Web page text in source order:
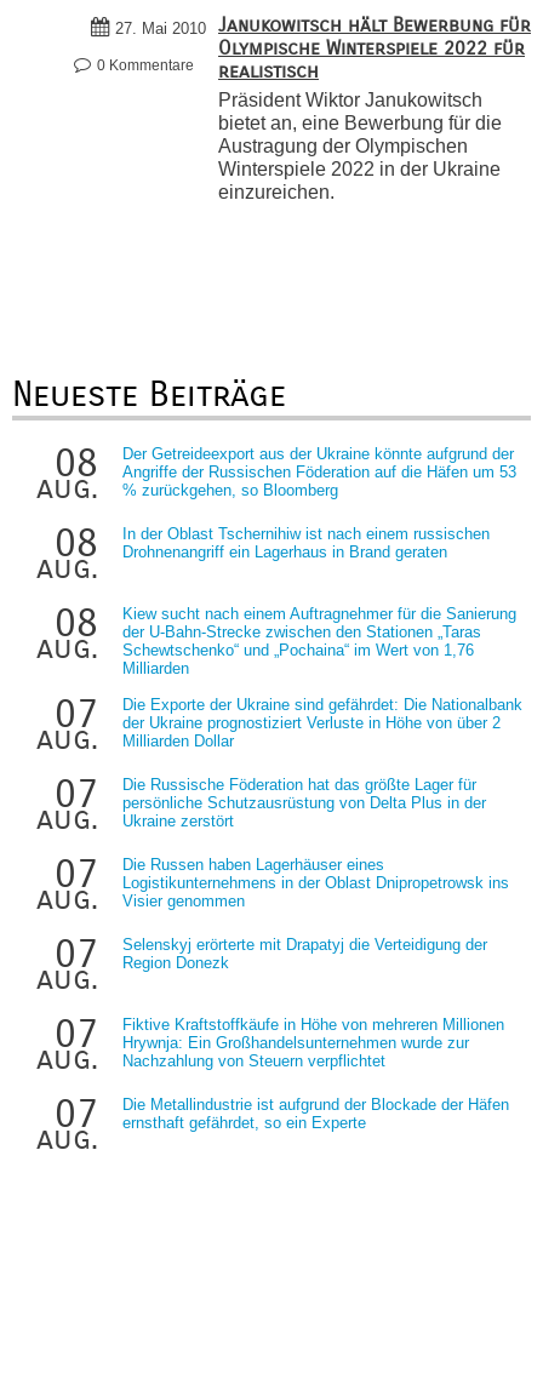
27. Mai 2010
0 Kommentare
Janukowitsch hält Bewerbung für
Olympische Winterspiele 2022 für
realistisch
Präsident Wiktor Janukowitsch
bietet an, eine Bewerbung für die
Austragung der Olympischen
Winterspiele 2022 in der Ukraine
einzureichen.
Neueste Beiträge
08
aug.
Der Getreideexport aus der Ukraine könnte aufgrund der
Angriffe der Russischen Föderation auf die Häfen um 53
% zurückgehen, so Bloomberg
08
aug.
In der Oblast Tschernihiw ist nach einem russischen
Drohnenangriff ein Lagerhaus in Brand geraten
08
aug.
Kiew sucht nach einem Auftragnehmer für die Sanierung
der U-Bahn-Strecke zwischen den Stationen „Taras
Schewtschenko“ und „Pochaina“ im Wert von 1,76
Milliarden
07
aug.
Die Exporte der Ukraine sind gefährdet: Die Nationalbank
der Ukraine prognostiziert Verluste in Höhe von über 2
Milliarden Dollar
07
aug.
Die Russische Föderation hat das größte Lager für
persönliche Schutzausrüstung von Delta Plus in der
Ukraine zerstört
07
aug.
Die Russen haben Lagerhäuser eines
Logistikunternehmens in der Oblast Dnipropetrowsk ins
Visier genommen
07
aug.
Selenskyj erörterte mit Drapatyj die Verteidigung der
Region Donezk
07
aug.
Fiktive Kraftstoffkäufe in Höhe von mehreren Millionen
Hrywnja: Ein Großhandelsunternehmen wurde zur
Nachzahlung von Steuern verpflichtet
07
aug.
Die Metallindustrie ist aufgrund der Blockade der Häfen
ernsthaft gefährdet, so ein Experte